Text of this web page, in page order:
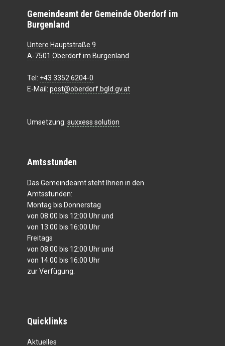
Gemeindeamt der Gemeinde Oberdorf im
Burgenland
Untere Hauptstraße 9
A-7501 Oberdorf im Burgenland
Tel: +43 3352 6204-0
E-Mail: post@oberdorf.bgld.gv.at
Umsetzung: suxxess solution
Amtsstunden
Das Gemeindeamt steht Ihnen in den
Amtsstunden:
Montag bis Donnerstag
von 08:00 bis 12:00 Uhr und
von 13:00 bis 16:00 Uhr
Freitags
von 08:00 bis 12:00 Uhr und
von 14:00 bis 16:00 Uhr
zur Verfügung.
Quicklinks
Aktuelles